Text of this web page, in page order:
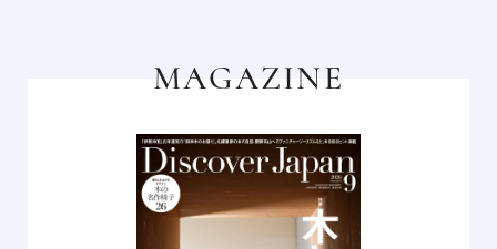
MAGAZINE